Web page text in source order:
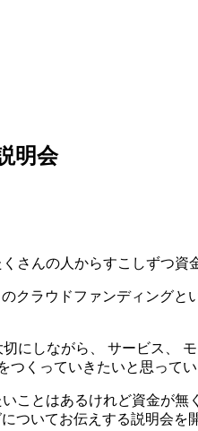
明会
さんの人からすこしずつ資
ラウドファンディング
にしながら、 サービス、
くっていきたいと思ってい
ことはあるけれど資金が
ついてお伝えする説明会を